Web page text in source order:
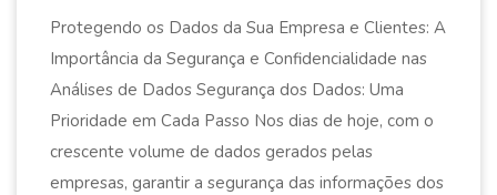
Protegendo os Dados da Sua Empresa e Clientes: A
Importância da Segurança e Confidencialidade nas
Análises de Dados Segurança dos Dados: Uma
Prioridade em Cada Passo Nos dias de hoje, com o
crescente volume de dados gerados pelas
empresas, garantir a segurança das informações dos